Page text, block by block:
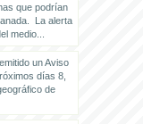
que podrían
La alerta
medio...
un Aviso
días 8,
de